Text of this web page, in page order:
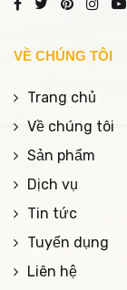
VỀ CHÚNG TÔI
Trang chủ
Về chúng tôi
Sản phẩm
Dịch vụ
Tin tức
Tuyển dụng
Liên hệ